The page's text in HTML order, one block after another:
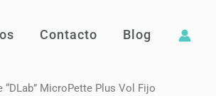
Contacto Blog
MicroPette Plus Vol Fijo